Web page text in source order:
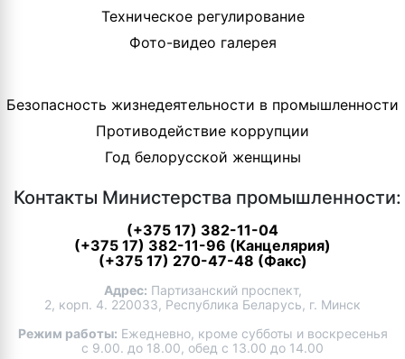
Техническое регулирование
Фото-видео галерея
Безопасность жизнедеятельности в промышленности
Противодействие коррупции
Год белорусской женщины
Контакты Министерства промышленности:
(+375 17) 382-11-04
(+375 17) 382-11-96 (Канцелярия)
(+375 17) 270-47-48 (Факс)
Адрес: Партизанский проспект,
2, корп. 4. 220033, Республика Беларусь, г. Минск
Режим работы: Ежедневно, кроме субботы и воскресенья
с 9.00. до 18.00, обед с 13.00 до 14.00